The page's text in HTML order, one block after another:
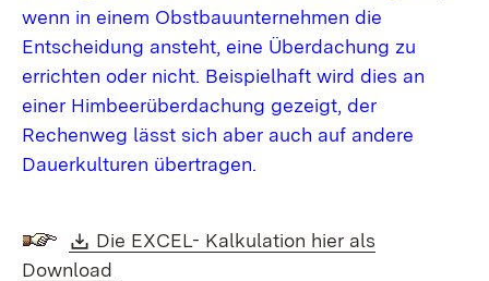
wenn in einem Obstbauunternehmen die
Entscheidung ansteht, eine Überdachung zu
errichten oder nicht. Beispielhaft wird dies an
einer Himbeerüberdachung gezeigt, der
Rechenweg lässt sich aber auch auf andere
Dauerkulturen übertragen.
Download:
Die EXCEL- Kalkulation hier als
Download